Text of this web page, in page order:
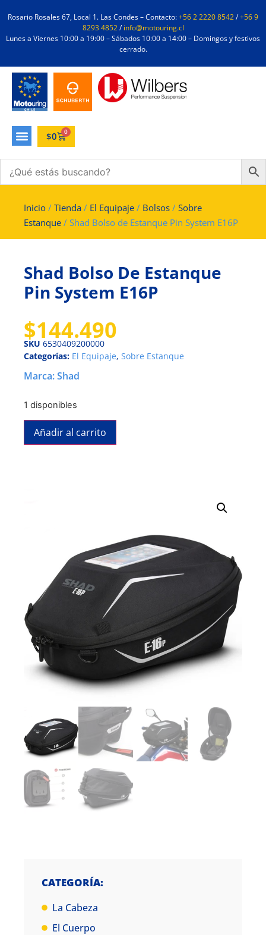
Rosario Rosales 67, Local 1. Las Condes – Contacto:+56 2 2220 8542/+56 9
8293 4852/info@motouring.cl
Lunes a Viernes 10:00 a 19:00 – Sábados 10:00 a 14:00 – Domingos y festivos
cerrado.
$0 0
Inicio / Tienda / El Equipaje / Bolsos / Sobre
Estanque / Shad Bolso de Estanque Pin System E16P
CATEGORÍA:
La Cabeza
El Cuerpo
Shad Bolso De Estanque
Pin System E16P
$144.490
SKU 6530409200000
Categorías: El Equipaje, Sobre Estanque
Marca:Shad
1 disponibles
Añadir al carrito